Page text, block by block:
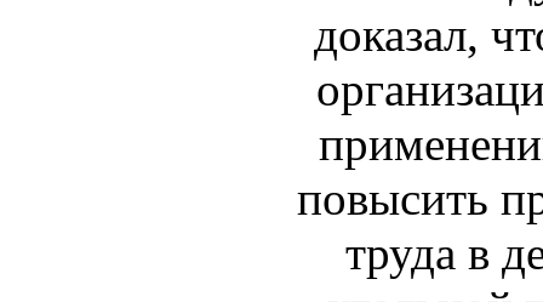
доказал,
повысить
труда в